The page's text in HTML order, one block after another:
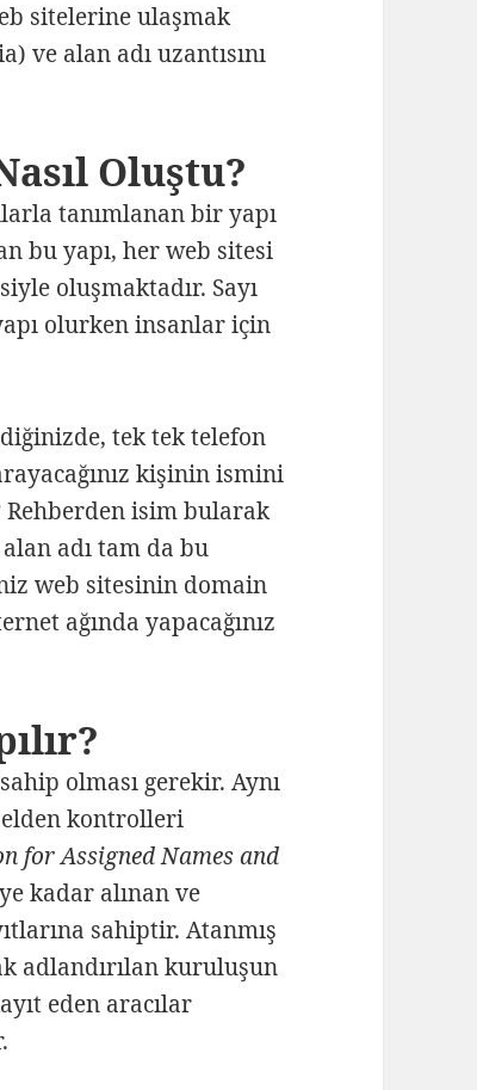
sitelerine ulaşmak
ve alan adı uzantısını
Oluştu?
tanımlanan bir yapı
bu yapı, her web sitesi
oluşmaktadır. Sayı
olurken insanlar için
tek tek telefon
kişinin ismini
isim bularak
adı tam da bu
web sitesinin domain
ağında yapacağınız
olması gerekir. Aynı
kontrolleri
for Assigned Names and
kadar alınan ve
sahiptir. Atanmış
adlandırılan kuruluşun
eden aracılar